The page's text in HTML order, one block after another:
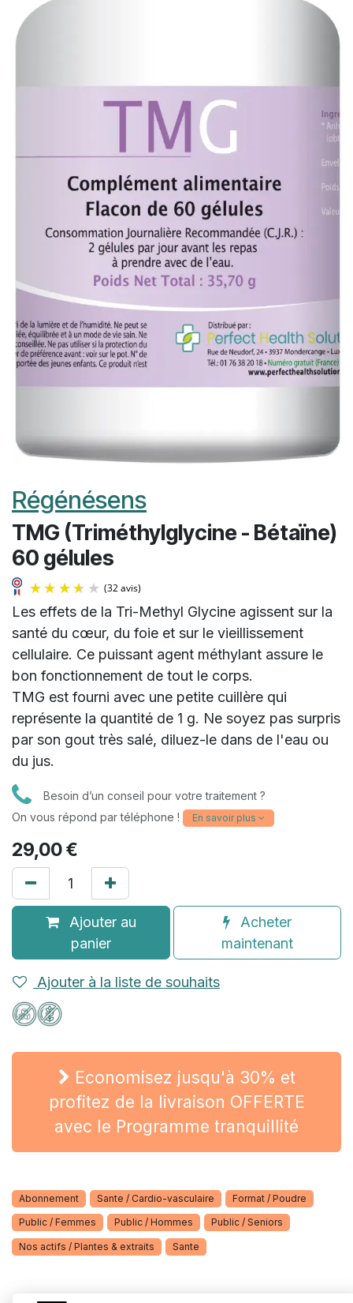
Régénésens
TMG (Triméthylglycine - Bétaïne)
60 gélules
Les effets de la Tri-Methyl Glycine agissent sur la
santé du cœur, du foie et sur le vieillissement
cellulaire. Ce puissant agent méthylant assure le
bon fonctionnement de tout le corps.
TMG est fourni avec une petite cuillère qui
représente la quantité de 1 g. Ne soyez pas surpris
par son gout très salé, diluez-le dans de l'eau ou
du jus.
Besoin d’un conseil pour votre traitement ?
On vous répond par téléphone !
En savoir plus
29,00€
Ajouter au
panier
Acheter
maintenant
Ajouter à la liste de souhaits
Economisez jusqu'à 30% et
profitez de la livraison OFFERTE
avec le Programme tranquillité
Abonnement Sante / Cardio-vasculaire Format / Poudre
Public / Femmes Public / Hommes Public / Seniors
Nos actifs / Plantes & extraits Sante